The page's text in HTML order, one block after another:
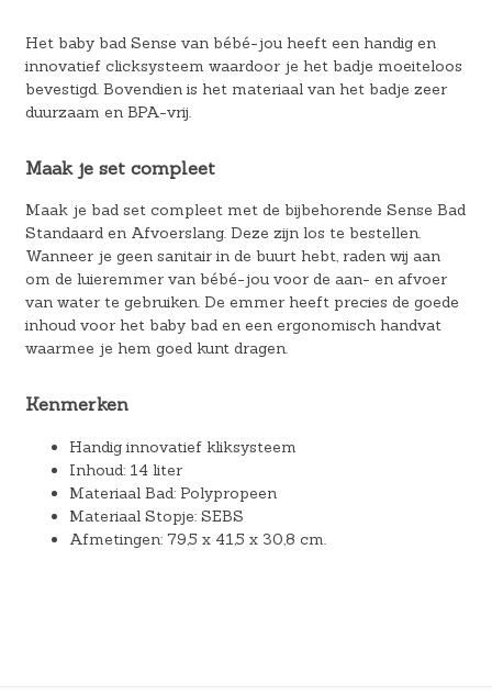
Het baby bad Sense van bébé-jou heeft een handig en
innovatief clicksysteem waardoor je het badje moeiteloos
bevestigd. Bovendien is het materiaal van het badje zeer
duurzaam en BPA-vrij.
Maak je set compleet
Maak je bad set compleet met de bijbehorende Sense Bad
Standaard en Afvoerslang. Deze zijn los te bestellen.
Wanneer je geen sanitair in de buurt hebt, raden wij aan
om de luieremmer van bébé-jou voor de aan- en afvoer
van water te gebruiken. De emmer heeft precies de goede
inhoud voor het baby bad en een ergonomisch handvat
waarmee je hem goed kunt dragen.
Kenmerken
Handig innovatief kliksysteem
Inhoud: 14 liter
Materiaal Bad: Polypropeen
Materiaal Stopje: SEBS
Afmetingen: 79,5 x 41,5 x 30,8 cm.